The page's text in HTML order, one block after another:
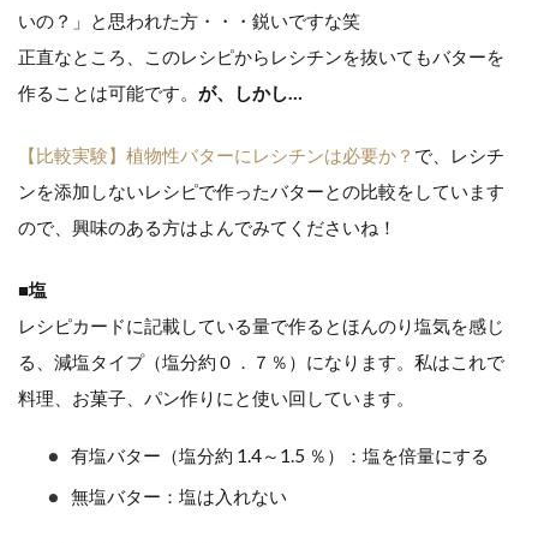
いの？」と思われた方・・・鋭いですな笑
正直なところ、このレシピからレシチンを抜いてもバターを
作ることは可能です。 が、しかし…
【比較実験】植物性バターにレシチンは必要か？ で、レシチ
ンを添加しないレシピで作ったバターとの比較をしています
ので、興味のある方はよんでみてくださいね！
■塩
レシピカードに記載している量で作るとほんのり塩気を感じ
る、減塩タイプ（塩分約０．７％）になります。私はこれで
料理、お菓子、パン作りにと使い回しています。
有塩バター（塩分約 1.4～1.5 ％）：塩を倍量にする
無塩バター：塩は入れない